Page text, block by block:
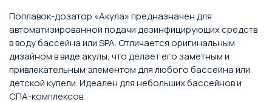
Поплавок-дозатор «Акула» предназначен для
автоматизированной подачи дезинфицирующих средств
в воду бассейна или SPA. Отличается оригинальным
дизайном в виде акулы, что делает его заметным и
привлекательным элементом для любого бассейна или
детской купели. Идеален для небольших бассейнов и
СПА-комплексов.